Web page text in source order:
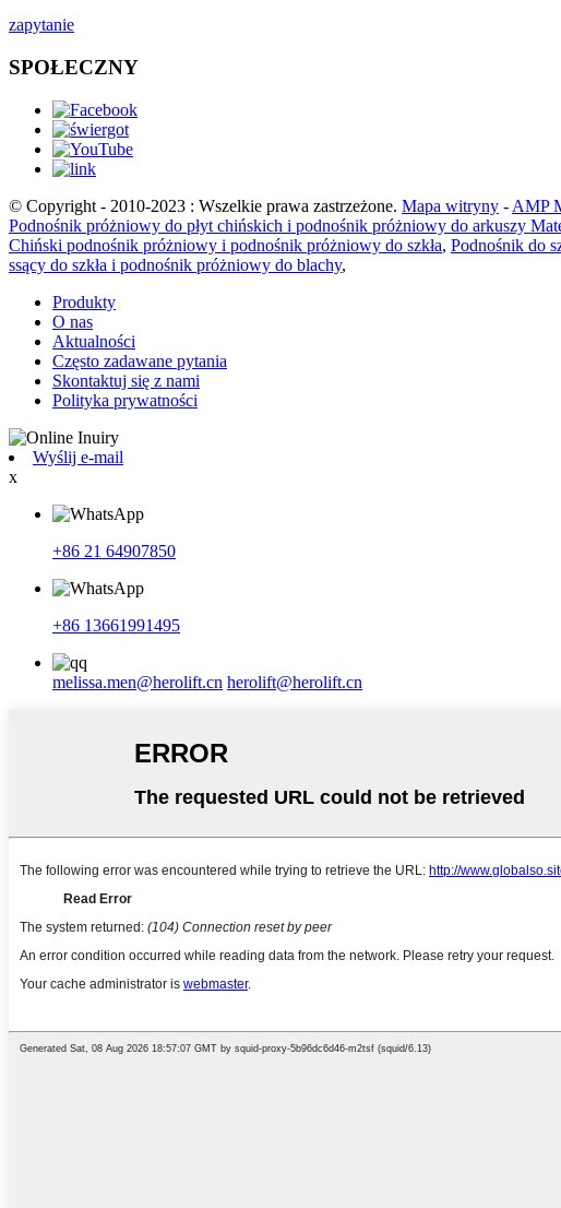
zapytanie
SPOŁECZNY
© Copyright - 2010-2023 : Wszelkie prawa zastrzeżone. Mapa witryny - AMP
Podnośnik próżniowy do płyt chińskich i podnośnik próżniowy do arkuszy
Chiński podnośnik próżniowy i podnośnik próżniowy do szkła, Podnośnik do
ssący do szkła i podnośnik próżniowy do blachy,
Produkty
O nas
Aktualności
Często zadawane pytania
Skontaktuj się z nami
Polityka prywatności
Wyślij e-mail
x
+86 21 64907850
+86 13661991495
melissa.men@herolift.cn herolift@herolift.cn